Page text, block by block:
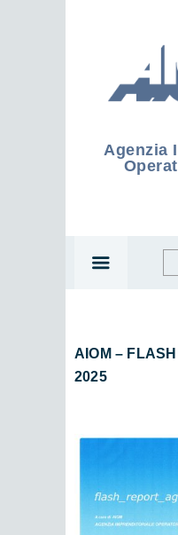
Agenzia
AIOM –
2025